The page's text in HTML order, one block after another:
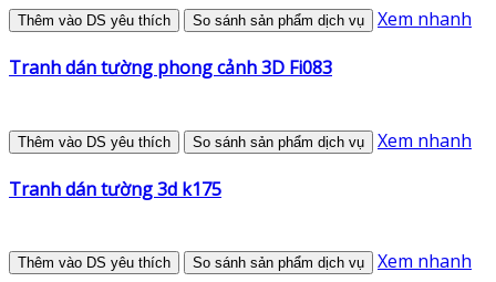
Thêm vào DS yêu thích So sánh sản phẩm dịch vụ Xem nhanh
Tranh dán tường phong cảnh 3D Fi083
Thêm vào DS yêu thích So sánh sản phẩm dịch vụ Xem nhanh
Tranh dán tường 3d k175
Thêm vào DS yêu thích So sánh sản phẩm dịch vụ Xem nhanh